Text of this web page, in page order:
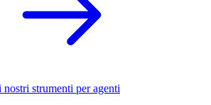
nostri strumenti per agenti